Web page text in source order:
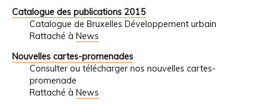
Catalogue des publications 2015
Catalogue de Bruxelles Développement urbain
Rattaché à News
Nouvelles cartes-promenades
Consulter ou télécharger nos nouvelles cartes-
promenade
Rattaché à News